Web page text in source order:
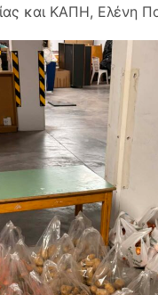
και ΚΑΠΗ, Ελένη